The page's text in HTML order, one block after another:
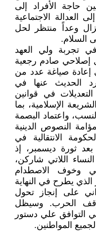
حاجة الأفراد إلى
العدالة الاجتماعية
وعداً منتظر لحل
السلام.
تجربة ولي العهد
إصلاحي صادم رجعية
إعادة صياغة عدد من
الحديث عنها في
في قوانين
الإسلامية، بما
واعتماد البصمة
النصوص الدينية
الانتقالية في
ثورة ديسمبر، إذ
اللاتي شاركن،
وخوف الاصطدام
الذي يطرح في النهاية
على إنجاز تحول
الحرب. وسيظل
التوافق علي دستور
المواطنين.